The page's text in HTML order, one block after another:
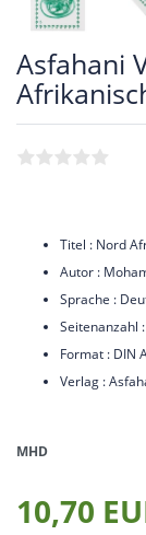
Asfahani
Titel : Nord
Autor :
Sprache :
Seitenanzahl
Format : DIN
Verlag :
MHD
10,70